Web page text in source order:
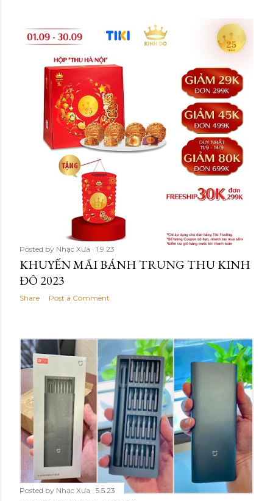
Posted by Nhạc Xưa 1.9.23
KHUYẾN MÃI BÁNH TRUNG THU KINH
ĐÔ 2023
Share Post a Comment
Posted by Nhạc Xưa 5.5.23